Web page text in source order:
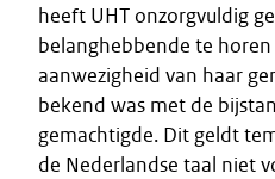
heeft UHT onzorgvuldig
belanghebbende te
aanwezigheid van haar
bekend was met de
gemachtigde. Dit geldt
de Nederlandse taal niet